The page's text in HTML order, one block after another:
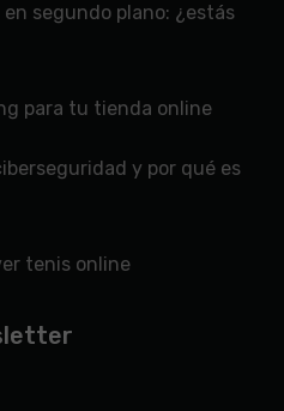
segundo plano: ¿estás
para tu tienda online
y por qué es
tenis online